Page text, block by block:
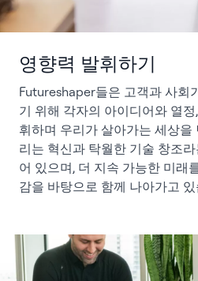
영향력 발휘하기
Futureshaper들은 고객과 사회
기 위해 각자의 아이디어와 열
휘하며 우리가 살아가는 세상을
리는 혁신과 탁월한 기술 창조
어 있으며, 더 지속 가능한 미래
감을 바탕으로 함께 나아가고